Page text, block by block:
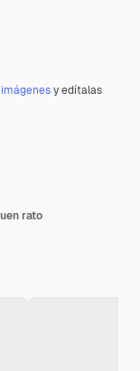
y edítalas
rato